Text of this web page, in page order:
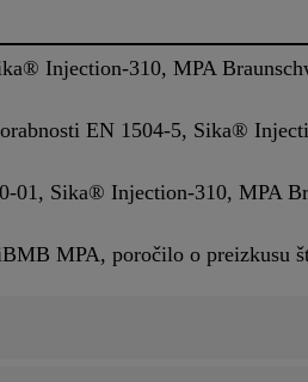
Injection-310, MPA
EN 1504-5, Sika®
01, Sika® Injection-310, MPA
MPA, poročilo o preizkusu